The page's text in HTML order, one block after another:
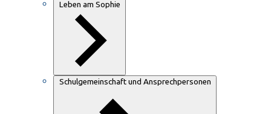
Leben am Sophie
Schulgemeinschaft und Ansprechpersonen